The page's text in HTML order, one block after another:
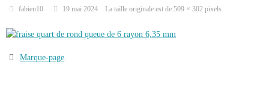
fabien10 19 mai 2024 La taille originale est de509 × 302 pixels
Marque-page